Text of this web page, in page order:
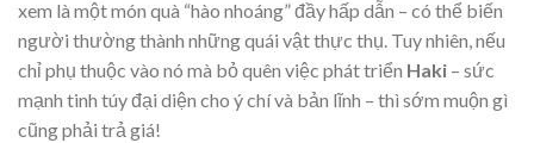
xem là một món quà “hào nhoáng” đầy hấp dẫn – có thể biến
người thường thành những quái vật thực thụ. Tuy nhiên, nếu
chỉ phụ thuộc vào nó mà bỏ quên việc phát triển Haki – sức
mạnh tinh túy đại diện cho ý chí và bản lĩnh – thì sớm muộn gì
cũng phải trả giá!